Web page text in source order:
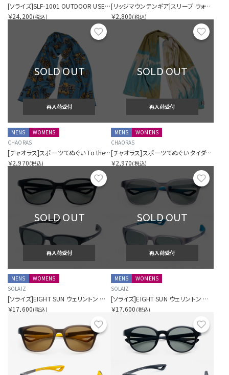
[ソライズ]SLF-1001 OUTDOOR USE フリップアップ 偏光モデル
￥24,200(税込)
[リッジマウンテンギア]スリープ ウォーム
￥2,800(税込)
お気に入り
SOLD OUT
再入荷受付
MENS
WOMENS
CHAORAS
[チャオラス]スポーツてぬぐい To the trails
￥2,970(税込)
SOLD OUT
再入荷受付
MENS
WOMENS
CHAORAS
[チャオラス]スポーツてぬぐい タイダイキャニオン
￥2,970(税込)
お気に入り
SOLD OUT
再入荷受付
MENS
WOMENS
SOLAIZ
[ソライズ]EIGHT SUN ウェリントン 偏光モデル
￥17,600(税込)
SOLD OUT
再入荷受付
MENS
WOMENS
SOLAIZ
[ソライズ]EIGHT SUN ウェリントン 偏光モデル
￥17,600 (税込)
お気に入り